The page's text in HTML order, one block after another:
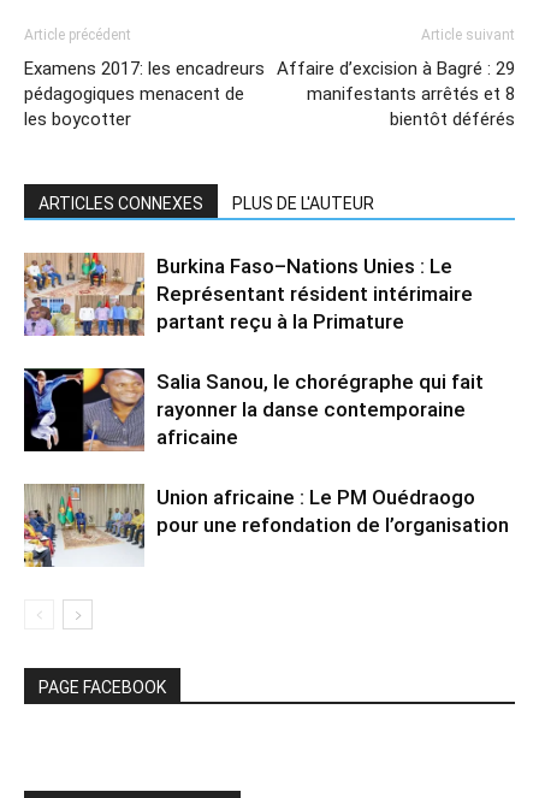
Article précédent
Examens 2017: les encadreurs
pédagogiques menacent de
les boycotter
Article suivant
Affaire d’excision à Bagré : 29
manifestants arrêtés et 8
bientôt déférés
ARTICLES CONNEXES PLUS DE L'AUTEUR
Burkina Faso–Nations Unies : Le
Représentant résident intérimaire
partant reçu à la Primature
Salia Sanou, le chorégraphe qui fait
rayonner la danse contemporaine
africaine
Union africaine : Le PM Ouédraogo
pour une refondation de l’organisation
PAGE FACEBOOK